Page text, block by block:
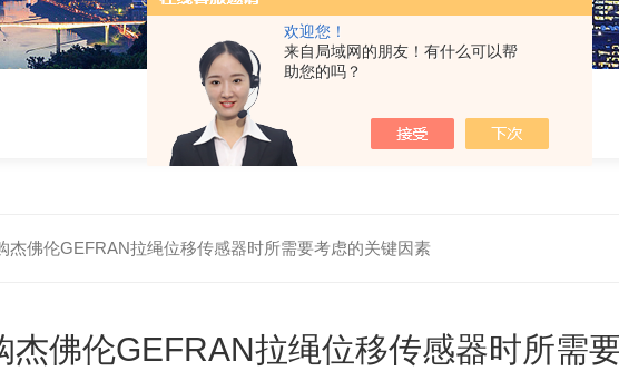
欢迎您！
来自局域网的朋友！有什么可以帮
助您的吗？
杰佛伦GEFRAN拉绳位移传感器时所需要考虑的关键因素
杰佛伦GEFRAN拉绳位移传感器时所需